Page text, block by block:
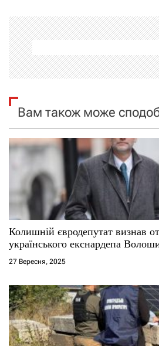
а
ц
і
а
и
с
і
в
Вам також може
Колишній євродепутат визнав
українського екснардепа
27 Вересня, 2025